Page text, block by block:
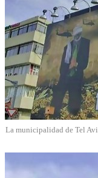
La municipalidad de Tel